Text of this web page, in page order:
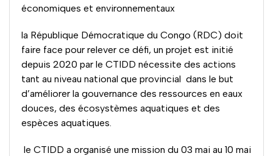
économiques et environnementaux
la République Démocratique du Congo (RDC) doit
faire face pour relever ce défi, un projet est initié
depuis 2020 par le CTIDD nécessite des actions
tant au niveau national que provincial dans le but
d’améliorer la gouvernance des ressources en eaux
douces, des écosystèmes aquatiques et des
espèces aquatiques.
le CTIDD a organisé une mission du 03 mai au 10 mai